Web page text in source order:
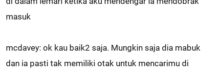
masuk
mcdavey: ok kau baik2 saja. Mungkin saja dia mabuk
dan ia pasti tak memiliki otak untuk mencarimu di